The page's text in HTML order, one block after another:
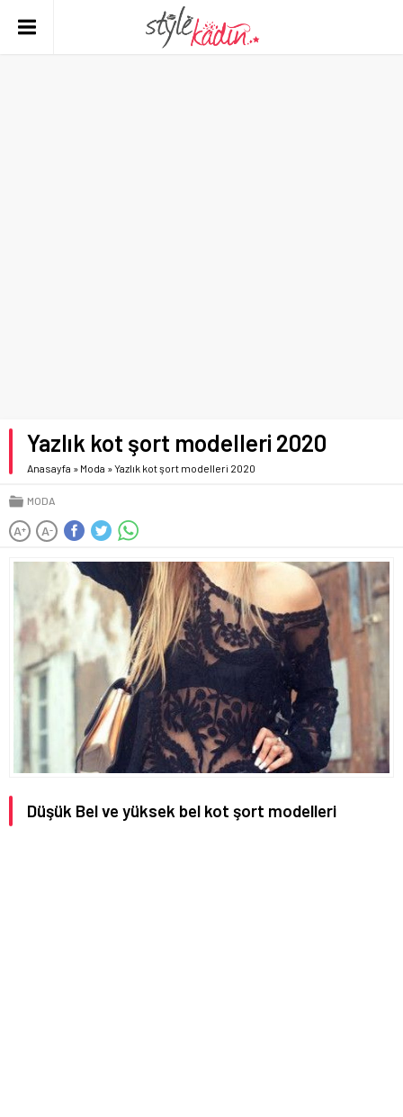
Yazlık kot şort modelleri 2020
Anasayfa » Moda »Yazlık kot şort modelleri 2020
MODA
A+ A-
Düşük Bel ve yüksek bel kot şort modelleri